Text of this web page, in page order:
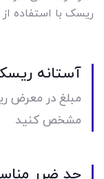
ریسک با استفاده
آستانه
مبلغ در معرض
مشخص کنید